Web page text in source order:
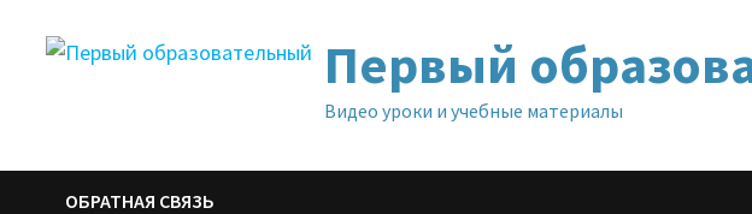
Первый
Видео уроки и учебные материалы
ОБРАТНАЯ СВЯЗЬ